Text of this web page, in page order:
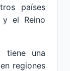
países
y el Reino
tiene una
regiones